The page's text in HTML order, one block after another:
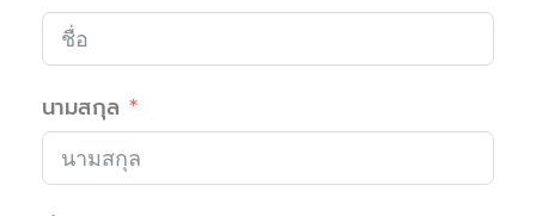
นามสกุล